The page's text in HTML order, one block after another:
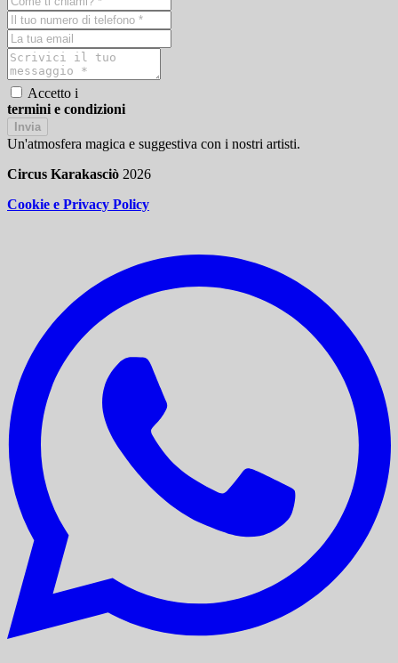
Accetto i
termini e condizioni
Invia
Un'atmosfera magica e suggestiva con i nostri artisti.
Circus Karakasciò 2026
Cookie e Privacy Policy